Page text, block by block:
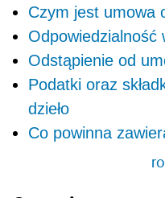
Czym jest umowa
Odpowiedzialność
Odstąpienie od
Podatki oraz
dzieło
Co powinna